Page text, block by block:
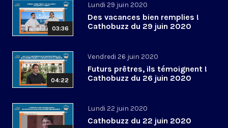
03:36
Lundi 29 juin 2020
Des vacances bien remplies !
Cathobuzz du 29 juin 2020
04:22
Vendredi 26 juin 2020
Futurs prêtres, ils témoignent !
Cathobuzz du 26 juin 2020
Lundi 22 juin 2020
Cathobuzz du 22 juin 2020